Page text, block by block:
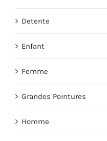
Detente
Enfant
Femme
Grandes Pointures
Homme